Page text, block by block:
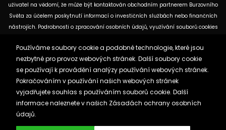
uživatel na vědomí, že může být kontaktován obchodním partnerem Burzovního
Světa za účelem poskytnutí informací o investičních službách nebo finančních
nástrojích. Podrobnosti o zpracování osobních údajů, využívání souborů cookies
dostupných na těchto internetových stránkách. U jednotlivých článků mohou
být uvedeny informace o použitých zdrojích, datu původní analýzy nebo datu,
ke kterému se vztahují uvedené tržní údaje.
Zásady ochrany osobních údajů a cookies
Reklama
Burzovnisvet.cz © 2026
Používáme soubory cookie a podobné technologie, které jsou
nezbytné pro provoz webových stránek. Další soubory cookie
se používají k provádění analýzy používání webových stránek.
Pokračováním v používání našich webových stránek
vyjadřujete souhlas s používáním souborů cookie. Další
informace naleznete v našich Zásadách ochrany osobních
údajů.